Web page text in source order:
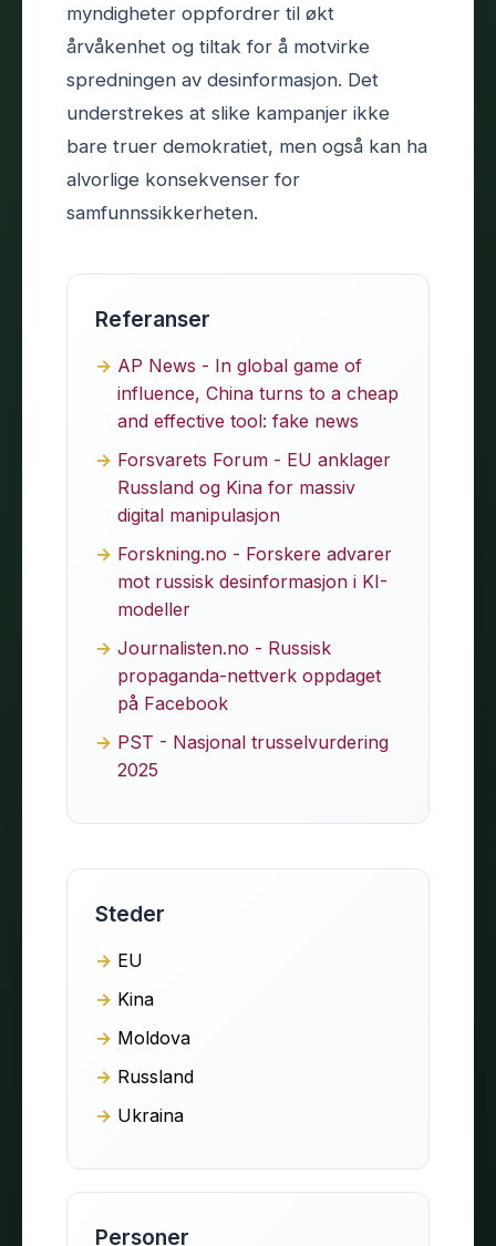
myndigheter oppfordrer til økt
årvåkenhet og tiltak for å motvirke
spredningen av desinformasjon. Det
understrekes at slike kampanjer ikke
bare truer demokratiet, men også kan ha
alvorlige konsekvenser for
samfunnssikkerheten.
Referanser
AP News - In global game of
influence, China turns to a cheap
and effective tool: fake news
Forsvarets Forum - EU anklager
Russland og Kina for massiv
digital manipulasjon
Forskning.no - Forskere advarer
mot russisk desinformasjon i KI-
modeller
Journalisten.no - Russisk
propaganda-nettverk oppdaget
på Facebook
PST - Nasjonal trusselvurdering
2025
Steder
EU
Kina
Moldova
Russland
Ukraina
Personer